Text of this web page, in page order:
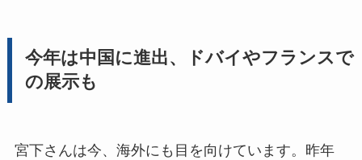
今年は中国に進出、ドバイやフランスで
の展示も
宮下さんは今、海外にも目を向けています。昨年